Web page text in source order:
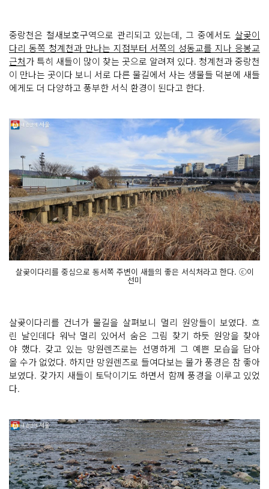
중랑천은 철새보호구역으로 관리되고 있는데, 그 중에서도 살곶이
다리 동쪽 청계천과 만나는 지점부터 서쪽의 성동교를 지나 응봉교
근처가 특히 새들이 많이 찾는 곳으로 알려져 있다. 청계천과 중랑천
이 만나는 곳이다 보니 서로 다른 물길에서 사는 생물들 덕분에 새들
에게도 더 다양하고 풍부한 서식 환경이 된다고 한다.
살곶이다리를 중심으로 동서쪽 주변이 새들의 좋은 서식처라고 한다. ⓒ이
선미
살곶이다리를 건너가 물길을 살펴보니 멀리 원앙들이 보였다. 흐
린 날인데다 워낙 멀리 있어서 숨은 그림 찾기 하듯 원앙을 찾아
야 했다. 갖고 있는 망원렌즈로는 선명하게 그 예쁜 모습을 담아
올 수가 없었다. 하지만 망원렌즈로 들여다보는 물가 풍경은 참 좋아
보였다. 갖가지 새들이 토닥이기도 하면서 함께 풍경을 이루고 있었
다.